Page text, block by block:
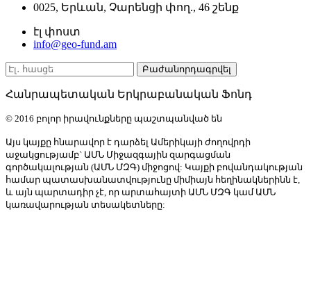
0025, Երևան, Չարենցի փող., 46 շենք
էլ փոստ
info@geo-fund.am
Հանրապետական Երկրաբանական Ֆոնդ
© 2016 բոլոր իրավունքները պաշտպանված են
Այս կայքը հնարավոր է դարձել Ամերիկայի ժողովրդի
աջակցությամբ` ԱՄՆ Միջազգային զարգացման
գործակալության (ԱՄՆ ՄԶԳ) միջոցով: Կայքի բովանդակության
համար պատասխանատվությունը միմիայն հեղինակներինն է,
և այն պարտադիր չէ, որ արտահայտի ԱՄՆ ՄԶԳ կամ ԱՄՆ
կառավարության տեսակետները: